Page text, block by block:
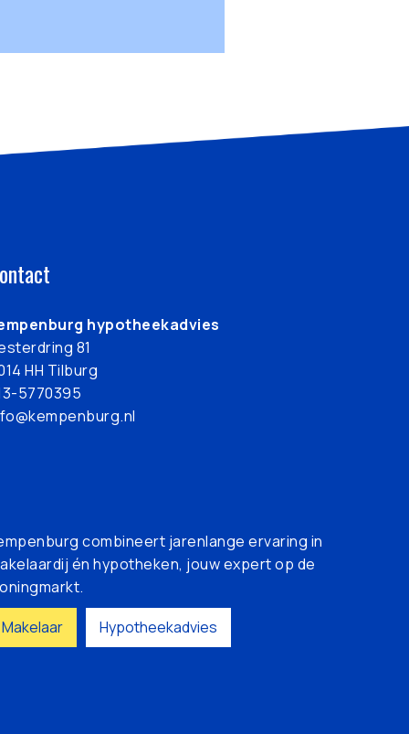
hypotheekadvies
81
HH Tilburg
5770395
combineert jarenlange ervaring in
én hypotheken, jouw expert op de
Makelaar
Hypotheekadvies